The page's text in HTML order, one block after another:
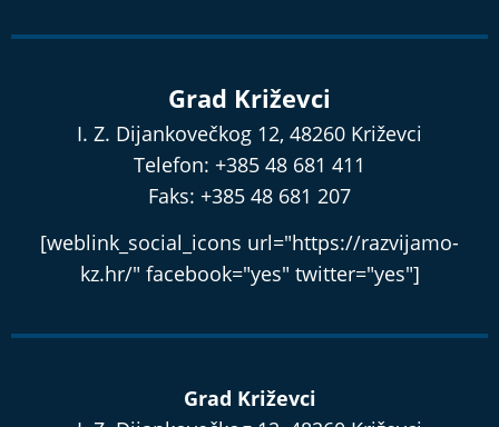
Grad Križevci
I. Z. Dijankovečkog 12, 48260 Križevci
Telefon: +385 48 681 411
Faks: +385 48 681 207
[weblink_social_icons url="https://razvijamo-
kz.hr/" facebook="yes" twitter="yes"]
Grad Križevci